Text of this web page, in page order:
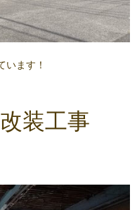
います！
装工事